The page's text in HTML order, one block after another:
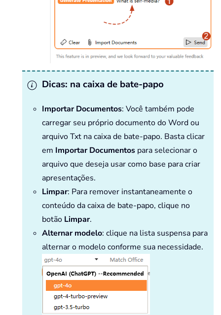
Dicas: na caixa de bate-papo
Importar Documentos: Você também pode
carregar seu próprio documento do Word ou
arquivo Txt na caixa de bate-papo. Basta clicar
em Importar Documentos para selecionar o
arquivo que deseja usar como base para criar
apresentações.
Limpar: Para remover instantaneamente o
conteúdo da caixa de bate-papo, clique no
botão Limpar.
Alternar modelo: clique na lista suspensa para
alternar o modelo conforme sua necessidade.